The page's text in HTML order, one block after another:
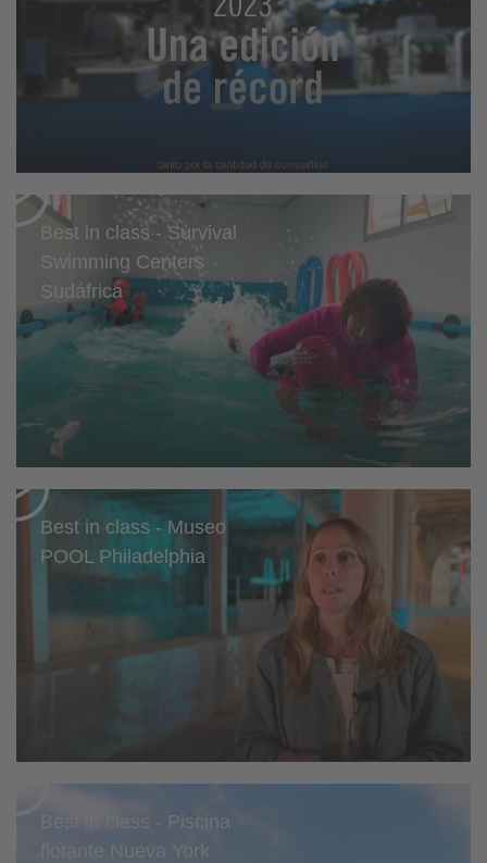
Best in class - Survival
Swimming Centers
Sudáfrica
Best in class - Museo
POOL Philadelphia
Best in class - Piscina
flotante Nueva York